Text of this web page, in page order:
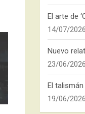
El arte de
14/07/2026
Nuevo
23/06/2026
El
19/06/2026